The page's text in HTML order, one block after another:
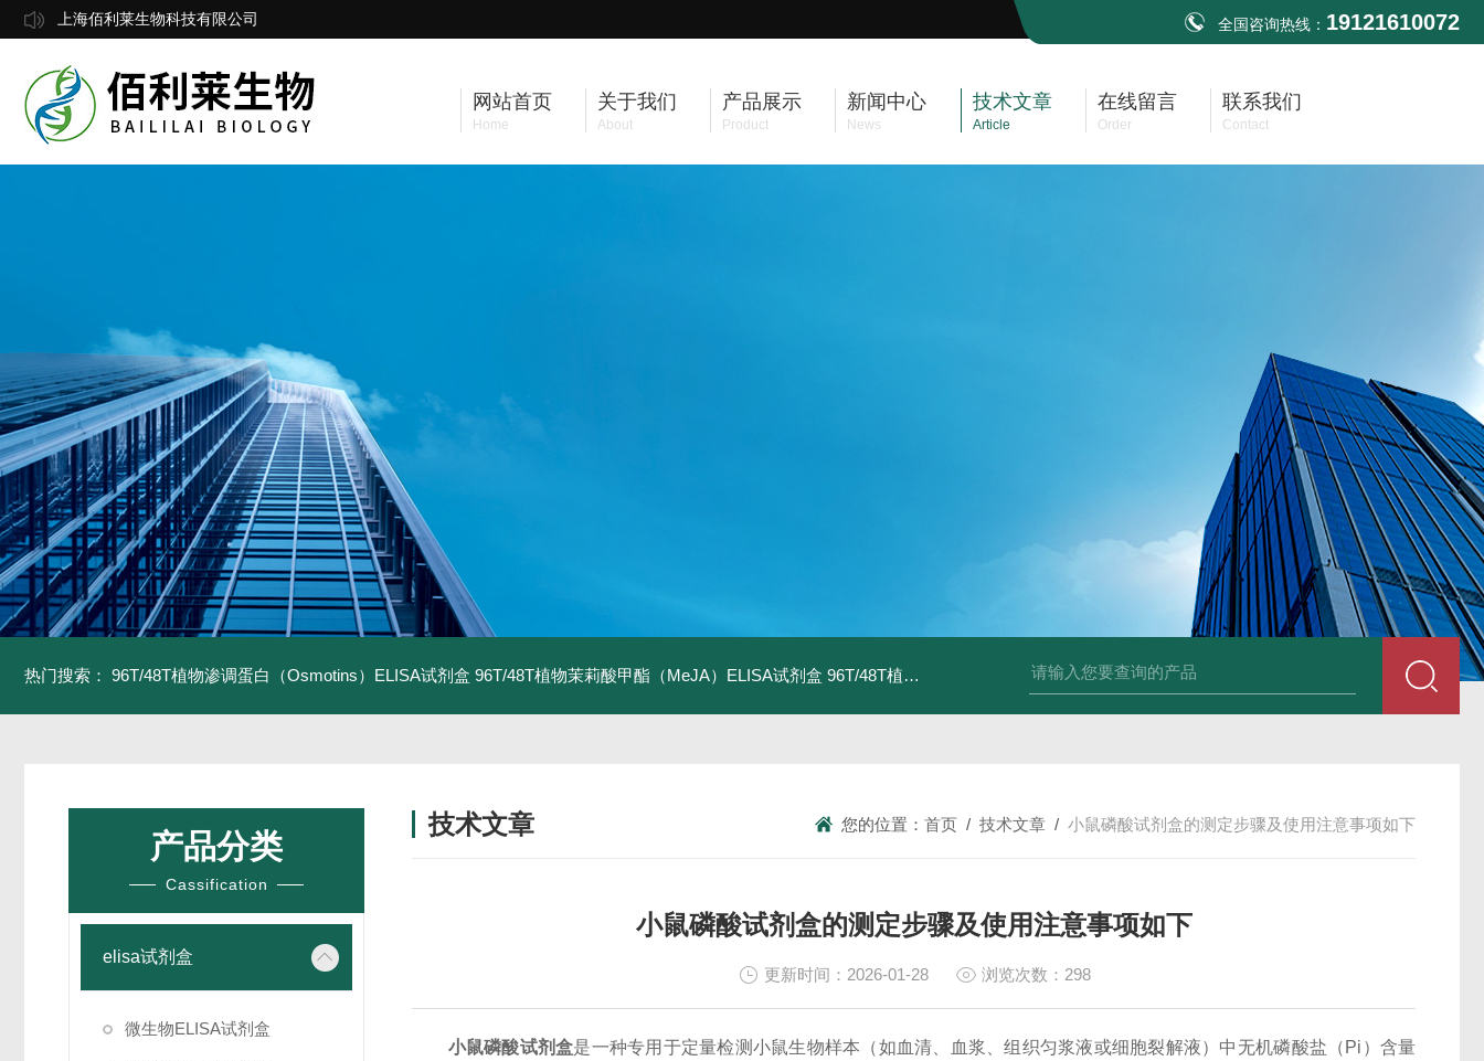
上海佰利莱生物科技有限公司 全国咨询热线： 19121610072
网站首页
Home
关于我们
About
产品展示
Product
新闻中心
News
技术文章
Article
在线留言
Order
联系我们
Contact
热门搜索： 96T/48T植物渗调蛋白（Osmotins）ELISA试剂盒 96T/48T植物茉莉酸甲酯（MeJA）ELISA试剂盒 96T/48T植物茉莉酸（JA）ELISA试剂盒 96T/48T植物可溶性淀粉（s-starch）ELISA试剂
产品分类
Cassification
elisa试剂盒
微生物ELISA试剂盒
技术文章 您的位置： 首页 / 技术文章 / 小鼠磷酸试剂盒的测定步骤及使用注意事项如下
小鼠磷酸试剂盒的测定步骤及使用注意事项如下
更新时间：2026-01-28 浏览次数：298
小鼠磷酸试剂盒是一种专用于定量检测小鼠生物样本（如血清、血浆、组织匀浆液或细胞裂解液）中无机磷酸盐（Pi）含量